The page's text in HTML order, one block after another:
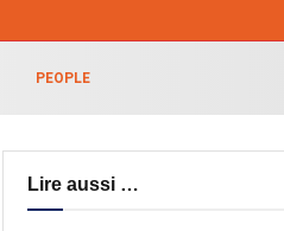
PEOPLE
Lire aussi …